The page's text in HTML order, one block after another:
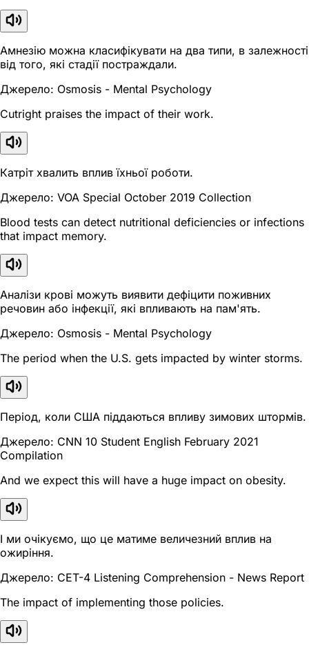
Амнезію можна класифікувати на два типи, в залежності
від того, які стадії постраждали.
Джерело: Osmosis - Mental Psychology
Cutright praises the impact of their work.
Катріт хвалить вплив їхньої роботи.
Джерело: VOA Special October 2019 Collection
Blood tests can detect nutritional deficiencies or infections
that impact memory.
Аналізи крові можуть виявити дефіцити поживних
речовин або інфекції, які впливають на пам'ять.
Джерело: Osmosis - Mental Psychology
The period when the U.S. gets impacted by winter storms.
Період, коли США піддаються впливу зимових штормів.
Джерело: CNN 10 Student English February 2021
Compilation
And we expect this will have a huge impact on obesity.
І ми очікуємо, що це матиме величезний вплив на
ожиріння.
Джерело: CET-4 Listening Comprehension - News Report
The impact of implementing those policies.